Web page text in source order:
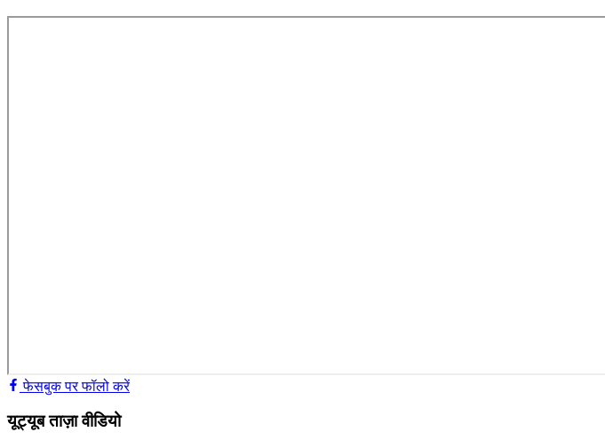
फेसबुक पर फॉलो करें
यूट्यूब ताज़ा वीडियो